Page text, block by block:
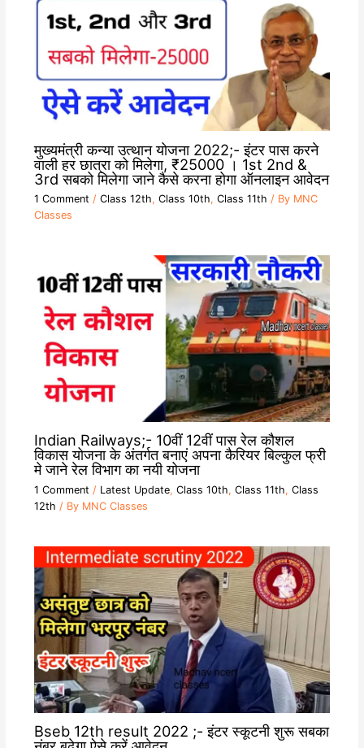
मुख्यमंत्री कन्या उत्थान योजना 2022;- इंटर पास करने
वाली हर छात्रा को मिलेगा, ₹25000 । 1st 2nd &
3rd सबको मिलेगा जाने कैसे करना होगा ऑनलाइन आवेदन
1 Comment / Class 12th, Class 10th, Class 11th / By MNC
Classes
Indian Railways;- 10वीं 12वीं पास रेल कौशल
विकास योजना के अंतर्गत बनाएं अपना कैरियर बिल्कुल फ्री
मे जाने रेल विभाग का नयी योजना
1 Comment / Latest Update, Class 10th, Class 11th, Class
12th / By MNC Classes
Bseb 12th result 2022 ;- इंटर स्कूटनी शुरू सबका